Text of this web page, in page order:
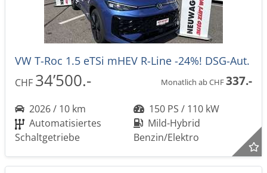
VW T-Roc 1.5 eTSi mHEV R-Line -24%! DSG-Aut.
CHF 34’500.- Monatlich ab CHF337.-
2026 / 10 km
150 PS / 110 kW
Automatisiertes
Schaltgetriebe
Mild-Hybrid
Benzin/Elektro